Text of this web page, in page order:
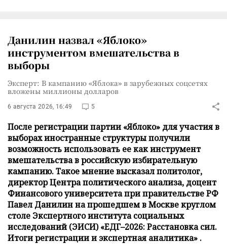
Данилин назвал «Яблоко»
инструментом вмешательства в
выборы
Эксперт: В кампанию «Яблока» в зарубежных соцсетях
вложены миллионы долларов
6 августа 2026, 16:49 5
После регистрации партии «Яблоко» для участия в
выборах иностранные структуры получили
возможность использовать ее как инструмент
вмешательства в российскую избирательную
кампанию. Такое мнение высказал политолог,
директор Центра политического анализа, доцент
Финансового университета при правительстве РФ
Павел Данилин на прошедшем в Москве круглом
столе Экспертного института социальных
исследований (ЭИСИ) «ЕДГ–2026: Расстановка сил.
Итоги регистрации и экспертная аналитика» .